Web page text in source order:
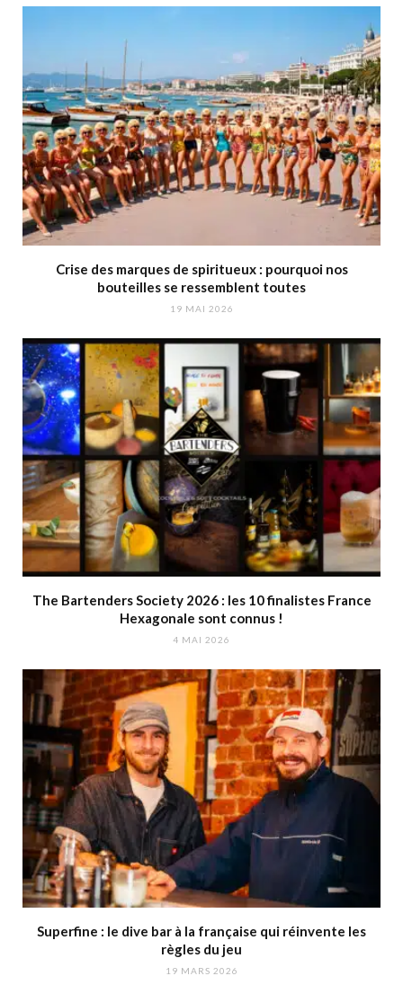
Crise des marques de spiritueux : pourquoi nos
bouteilles se ressemblent toutes
19 MAI 2026
The Bartenders Society 2026 : les 10 finalistes France
Hexagonale sont connus !
4 MAI 2026
Superfine : le dive bar à la française qui réinvente les
règles du jeu
19 MARS 2026